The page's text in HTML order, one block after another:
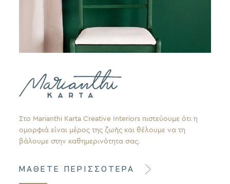
Στο Marianthi Karta Creative Interiors πιστεύουμε ότι η
ομορφιά είναι μέρος της ζωής και θέλουμε να τη
βάλουμε στην καθημερινότητα σας.
ΜΑΘΕΤΕ ΠΕΡΙΣΣΟΤΕΡΑ